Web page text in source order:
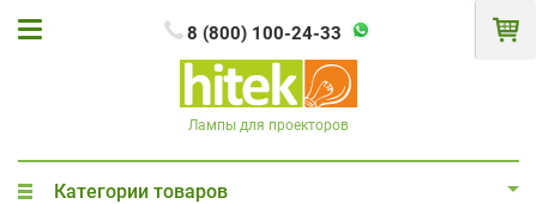
8 (800) 100-24-33
Лампы для проекторов
Категории товаров